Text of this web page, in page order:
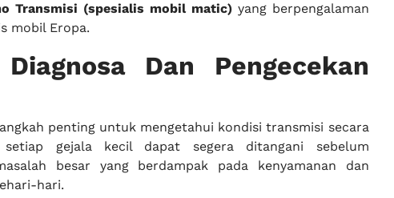
Transmisi (spesialis mobil matic)yang berpengalaman
mobil Eropa.
Dan Pengecekan
penting untuk mengetahui kondisi transmisi secara
setiap gejala kecil dapat segera ditangani sebelum
besar yang berdampak pada kenyamanan dan
hari.